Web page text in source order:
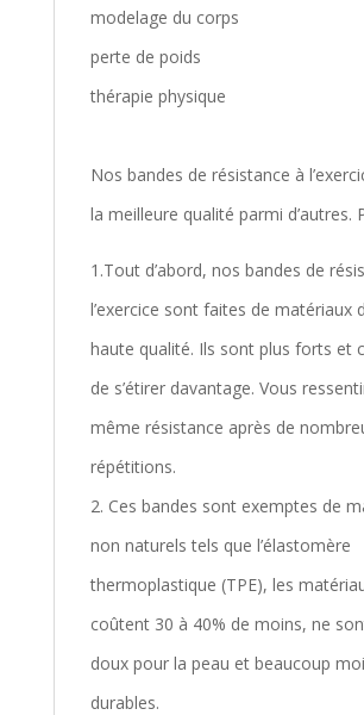
modelage du corps
perte de poids
thérapie physique
Nos bandes de résistance à
la meilleure qualité parmi d’autres.
1.Tout d’abord, nos bandes de
l’exercice sont faites de matériaux
haute qualité. Ils sont plus forts et
de s’étirer davantage. Vous
même résistance après de
répétitions.
2. Ces bandes sont exemptes de
non naturels tels que l’élastomère
thermoplastique (TPE), les
coûtent 30 à 40% de moins, ne
doux pour la peau et beaucoup
durables.